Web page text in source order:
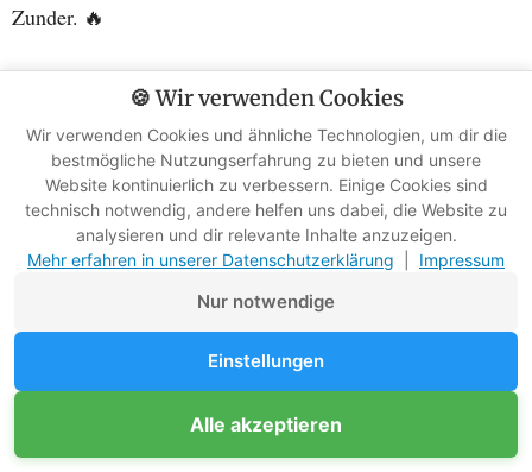
Zunder. 🔥
Hier siehst Du, wie das leuchtende Glühen der verkohlten
Baumwolle Leben in die Flammen bringt.
Unterstütze Survival-Kompass
🍪 Wir verwenden Cookies
Wir verwenden Cookies und ähnliche Technologien, um dir die
bestmögliche Nutzungserfahrung zu bieten und unsere
Website kontinuierlich zu verbessern. Einige Cookies sind
technisch notwendig, andere helfen uns dabei, die Website zu
analysieren und dir relevante Inhalte anzuzeigen.
Mehr erfahren in unserer Datenschutzerklärung
Impressum
Nur notwendige
Einstellungen
Alle akzeptieren